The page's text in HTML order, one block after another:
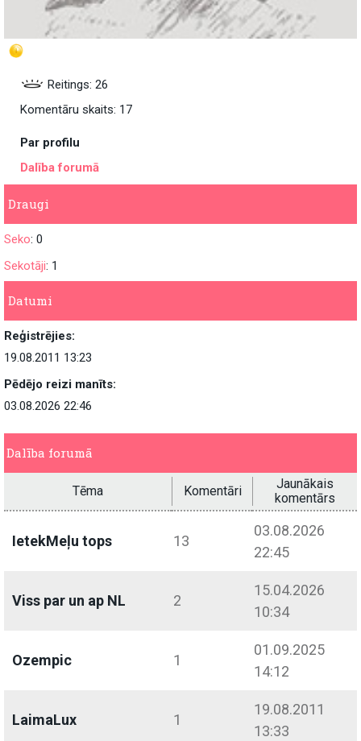
Reitings: 26
Komentāru skaits: 17
Par profilu
Dalība forumā
Draugi
Seko: 0
Sekotāji: 1
Datumi
Reģistrējies:
19.08.2011 13:23
Pēdējo reizi manīts:
03.08.2026 22:46
Dalība forumā
Tēma Komentāri
Jaunākais
komentārs
IetekMeļu tops 13
03.08.2026
22:45
Viss par un ap NL 2
15.04.2026
10:34
Ozempic 1
01.09.2025
14:12
LaimaLux 1
19.08.2011
13:33